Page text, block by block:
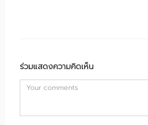
ร่วมแสดงความคิดเห็น